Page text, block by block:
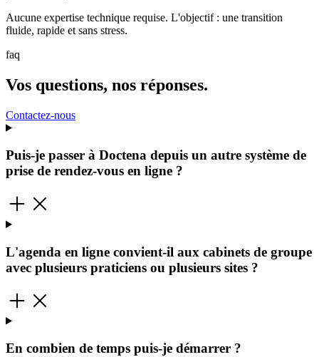
Aucune expertise technique requise. L'objectif : une transition
fluide, rapide et sans stress.
faq
Vos questions, nos réponses.
Contactez-nous
Puis-je passer à Doctena depuis un autre système de
prise de rendez-vous en ligne ?
L'agenda en ligne convient-il aux cabinets de groupe
avec plusieurs praticiens ou plusieurs sites ?
En combien de temps puis-je démarrer ?